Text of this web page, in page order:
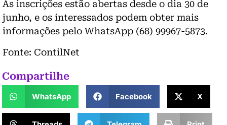
As inscrições estão abertas desde o dia 30 de
junho, e os interessados podem obter mais
informações pelo WhatsApp (68) 99967-5873.
Fonte: ContilNet
Compartilhe
WhatsApp Facebook X